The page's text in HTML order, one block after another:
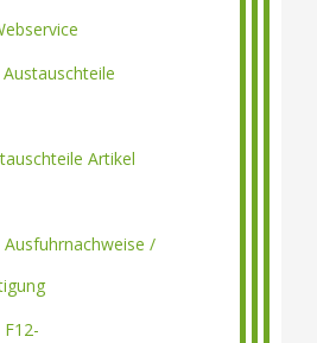
Austauschteile
Artikel
Ausfuhrnachweise /
F12-